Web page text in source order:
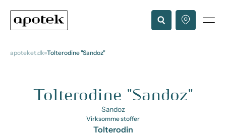
apoteket.dk Tolterodine "Sandoz"
Tolterodine "Sandoz"
Sandoz
Virksomme stoffer
Tolterodin